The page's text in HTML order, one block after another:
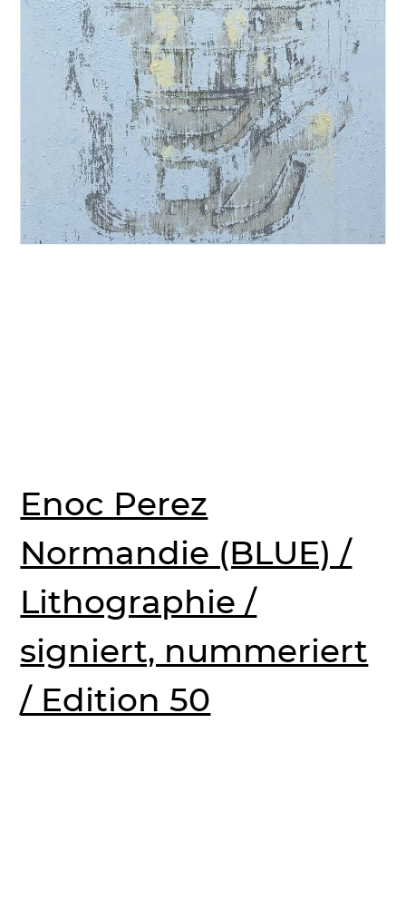
Enoc Perez
Normandie (BLUE) /
Lithographie /
signiert, nummeriert
/ Edition 50